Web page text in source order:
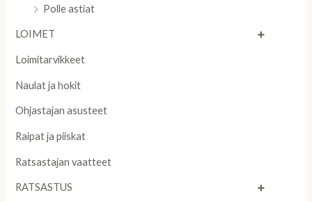
Polle astiat
LOIMET
Loimitarvikkeet
Naulat ja hokit
Ohjastajan asusteet
Raipat ja piiskat
Ratsastajan vaatteet
RATSASTUS